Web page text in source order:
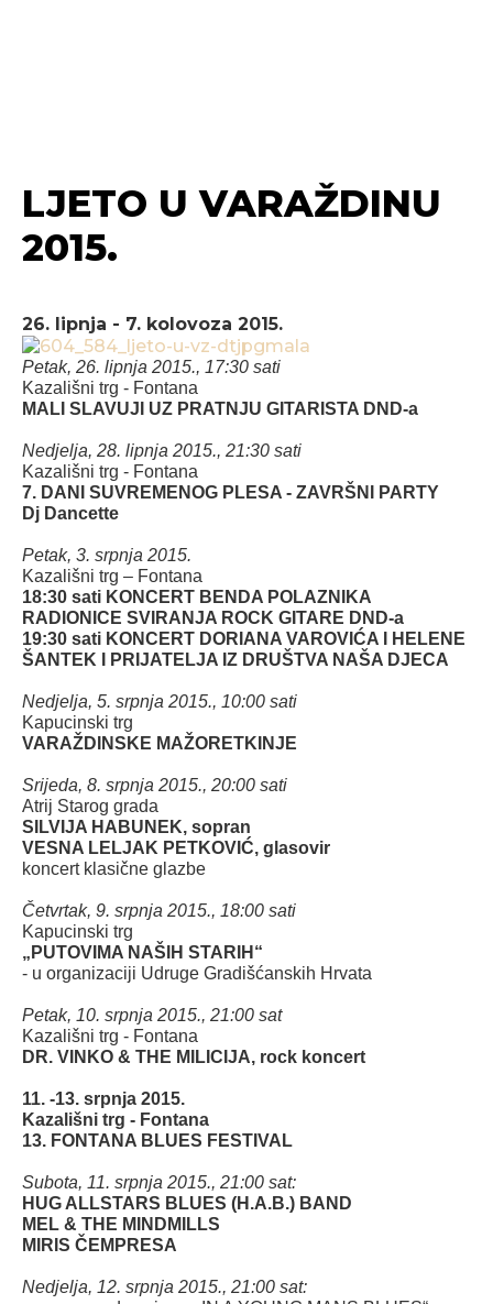
LJETO U VARAŽDINU
2015.
26. lipnja - 7. kolovoza 2015.
Petak, 26. lipnja 2015., 17:30 sati
Kazališni trg - Fontana
MALI SLAVUJI UZ PRATNJU GITARISTA DND-a
Nedjelja, 28. lipnja 2015., 21:30 sati
Kazališni trg - Fontana
7. DANI SUVREMENOG PLESA - ZAVRŠNI PARTY
Dj Dancette
Petak, 3. srpnja 2015.
Kazališni trg – Fontana
18:30 sati KONCERT BENDA POLAZNIKA
RADIONICE SVIRANJA ROCK GITARE DND-a
19:30 sati KONCERT DORIANA VAROVIĆA I HELENE
ŠANTEK I PRIJATELJA IZ DRUŠTVA NAŠA DJECA
Nedjelja, 5. srpnja 2015., 10:00 sati
Kapucinski trg
VARAŽDINSKE MAŽORETKINJE
Srijeda, 8. srpnja 2015., 20:00 sati
Atrij Starog grada
SILVIJA HABUNEK, sopran
VESNA LELJAK PETKOVIĆ, glasovir
koncert klasične glazbe
Četvrtak, 9. srpnja 2015., 18:00 sati
Kapucinski trg
„PUTOVIMA NAŠIH STARIH“
- u organizaciji Udruge Gradišćanskih Hrvata
Petak, 10. srpnja 2015., 21:00 sat
Kazališni trg - Fontana
DR. VINKO & THE MILICIJA, rock koncert
11. -13. srpnja 2015.
Kazališni trg - Fontana
13. FONTANA BLUES FESTIVAL
Subota, 11. srpnja 2015., 21:00 sat:
HUG ALLSTARS BLUES (H.A.B.) BAND
MEL & THE MINDMILLS
MIRIS ČEMPRESA
Nedjelja, 12. srpnja 2015., 21:00 sat: